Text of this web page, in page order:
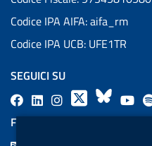
Codice IPA AIFA: aifa_rm
Codice IPA UCB: UFE1TR
SEGUICI SU
F
a
L
i
a
X
B
l
Y
o
FEED RSS